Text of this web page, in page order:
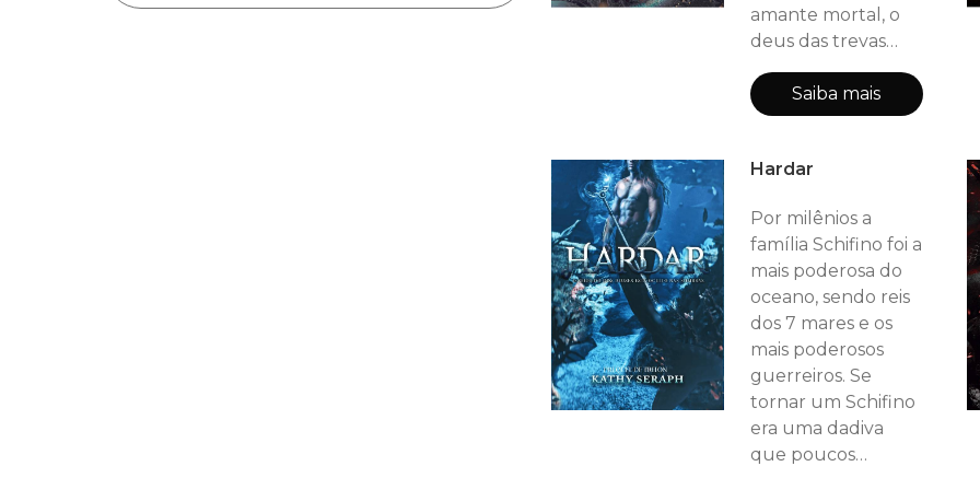
amante mortal, o
deus das trevas
começa elaborar
um jeito de fugir
de Hardar para
surpresa de natal,
Sereianos nunca
tiveram e com suas
influências
humanas, Belial
começa seu
trabalho. Agora
basta saber como
será a grande
surpresa do famos
Saiba mais
Hardar
Por milênios a
família Schifino foi a
mais poderosa do
oceano, sendo reis
dos 7 mares e os
mais poderosos
guerreiros. Se
tornar um Schifino
era uma dadiva
que poucos